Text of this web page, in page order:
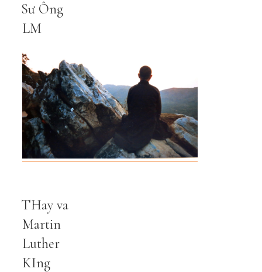
Sư Ông
LM
THay va
Martin
Luther
KIng